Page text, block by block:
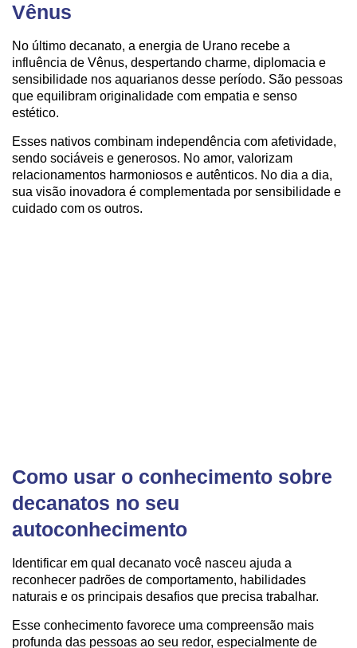
Vênus
No último decanato, a energia de Urano recebe a
influência de Vênus, despertando charme, diplomacia e
sensibilidade nos aquarianos desse período. São pessoas
que equilibram originalidade com empatia e senso
estético.
Esses nativos combinam independência com afetividade,
sendo sociáveis e generosos. No amor, valorizam
relacionamentos harmoniosos e autênticos. No dia a dia,
sua visão inovadora é complementada por sensibilidade e
cuidado com os outros.
Como usar o conhecimento sobre
decanatos no seu
autoconhecimento
Identificar em qual decanato você nasceu ajuda a
reconhecer padrões de comportamento, habilidades
naturais e os principais desafios que precisa trabalhar.
Esse conhecimento favorece uma compreensão mais
profunda das pessoas ao seu redor, especialmente de